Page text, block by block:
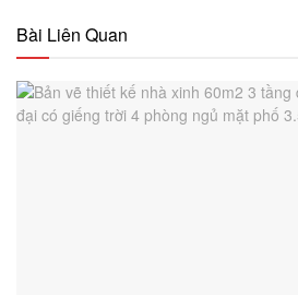
Bài Liên Quan